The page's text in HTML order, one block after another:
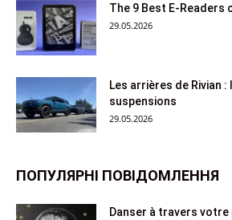
The 9 Best E-Readers
29.05.2026
Les arrières de Rivian :
suspensions
29.05.2026
ПОПУЛЯРНІ ПОВІДОМЛЕННЯ
Danser à travers